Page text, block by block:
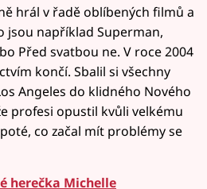
hrál v řadě oblíbených filmů a
jsou například Superman,
Před svatbou ne. V roce 2004
končí. Sbalil si všechny
Angeles do klidného Nového
profesi opustil kvůli velkému
co začal mít problémy se
herečka Michelle